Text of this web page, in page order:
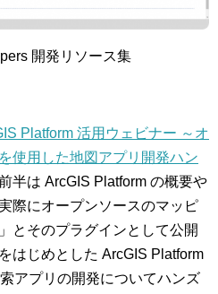
開発リソース集
Platform 活用ウェビナー ～オ
使用した地図アプリ開発ハン
半は ArcGIS Platform の概要や
際にオープンソースのマッピ
とそのプラグインとして公開
はじめとした ArcGIS Platform
アプリの開発についてハンズ